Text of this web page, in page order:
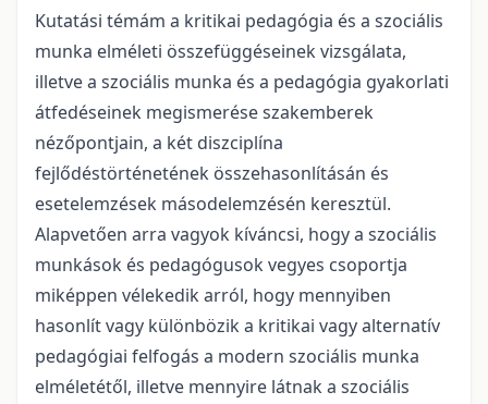
Kutatási témám a kritikai pedagógia és a szociális
munka elméleti összefüggéseinek vizsgálata,
illetve a szociális munka és a pedagógia gyakorlati
átfedéseinek megismerése szakemberek
nézőpontjain, a két diszciplína
fejlődéstörténetének összehasonlításán és
esetelemzések másodelemzésén keresztül.
Alapvetően arra vagyok kíváncsi, hogy a szociális
munkások és pedagógusok vegyes csoportja
miképpen vélekedik arról, hogy mennyiben
hasonlít vagy különbözik a kritikai vagy alternatív
pedagógiai felfogás a modern szociális munka
elméletétől, illetve mennyire látnak a szociális